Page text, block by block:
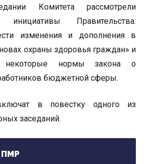
Комитета рассмотрели
инициативы Правительства.
изменения и дополнения в
охраны здоровья граждан» и
некоторые нормы закона о
бюджетной сферы.
в повестку одного из
заседаний.